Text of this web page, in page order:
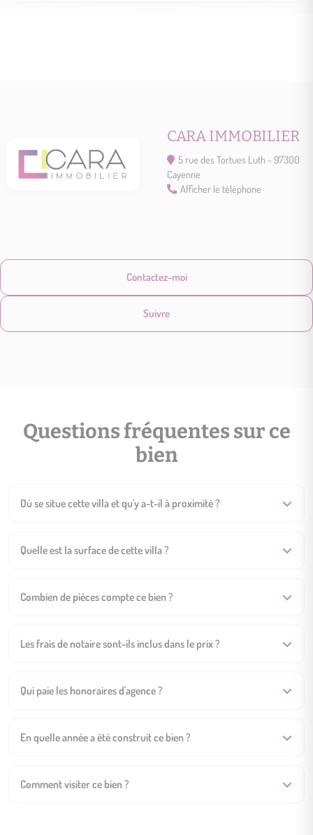
CARA IMMOBILIER
5 rue des Tortues Luth - 97300
Cayenne
Afficher le téléphone
Contactez-moi
Suivre
Questions fréquentes sur ce
bien
Où se situe cette villa et qu'y a-t-il à proximité ?
Quelle est la surface de cette villa ?
Combien de pièces compte ce bien ?
Les frais de notaire sont-ils inclus dans le prix ?
Qui paie les honoraires d'agence ?
En quelle année a été construit ce bien ?
Comment visiter ce bien ?